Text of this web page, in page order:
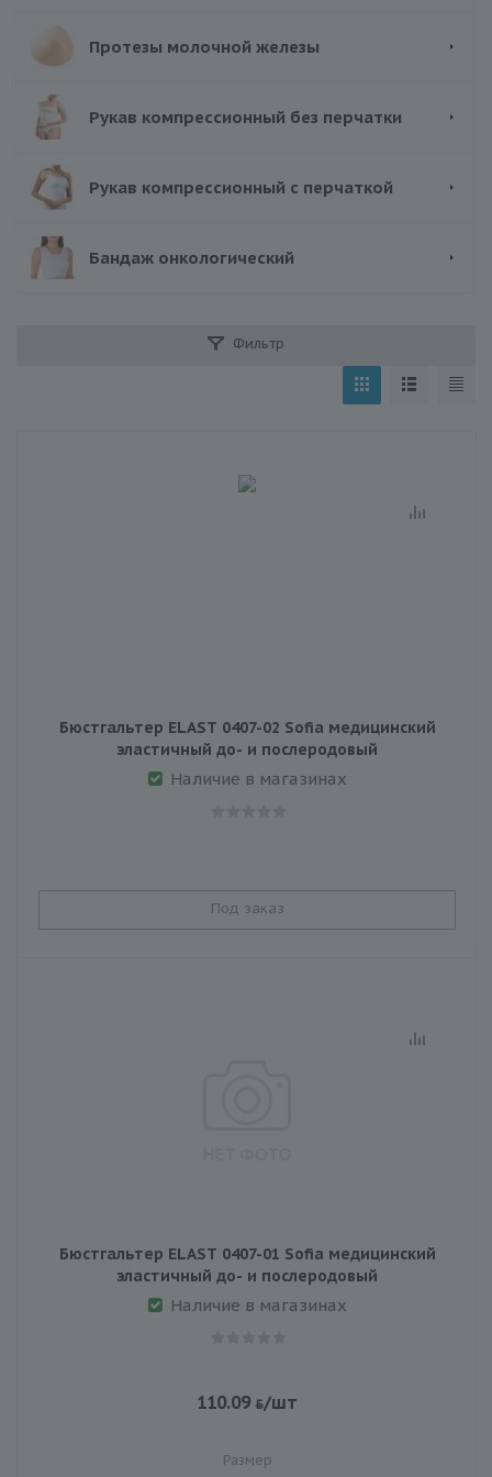
Протезы молочной железы
Рукав компрессионный без перчатки
Рукав компрессионный с перчаткой
Бандаж онкологический
Фильтр
Бюстгальтер ELAST 0407-02 Sofia медицинский
эластичный до- и послеродовый
Наличие в магазинах
Под заказ
Бюстгальтер ELAST 0407-01 Sofia медицинский
эластичный до- и послеродовый
Наличие в магазинах
110.09 /шт
Размер